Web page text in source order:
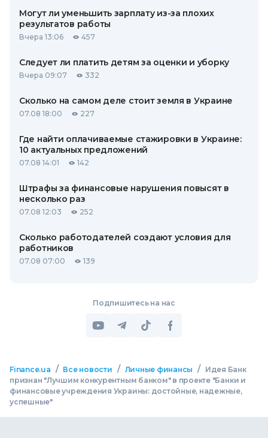
Могут ли уменьшить зарплату из-за плохих
результатов работы
Вчера 13:06 457
Следует ли платить детям за оценки и уборку
Вчера 09:07 332
Сколько на самом деле стоит земля в Украине
07.08 18:00 227
Где найти оплачиваемые стажировки в Украине:
10 актуальных предложений
07.08 14:01 142
Штрафы за финансовые нарушения повысят в
несколько раз
07.08 12:03 252
Сколько работодателей создают условия для
работников
07.08 07:00 139
Подпишитесь на нас
Finance.ua / Все новости / Личные финансы /
Идея Банк
признан "Лучшим конкурентным банком" в проекте "Банки и
финансовые учреждения Украины: достойные, надежные,
успешные"